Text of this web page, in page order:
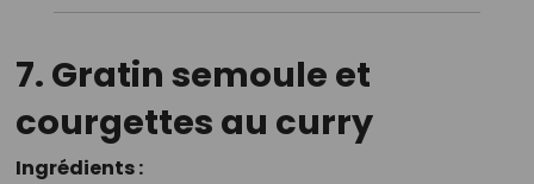
7. Gratin semoule et
courgettes au curry
Ingrédients :